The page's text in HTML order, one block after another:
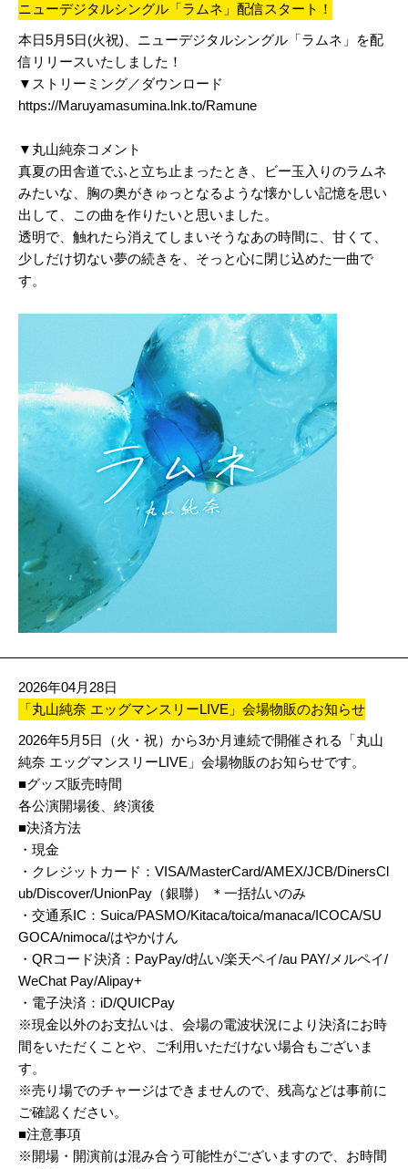
ニューデジタルシングル「ラムネ」配信スタート！
本日5月5日(火祝)、ニューデジタルシングル「ラムネ」を配
信リリースいたしました！
▼ストリーミング／ダウンロード
https://Maruyamasumina.lnk.to/Ramune
▼丸山純奈コメント
真夏の田舎道でふと立ち止まったとき、ビー玉入りのラムネ
みたいな、胸の奥がきゅっとなるような懐かしい記憶を思い
出して、この曲を作りたいと思いました。
透明で、触れたら消えてしまいそうなあの時間に、甘くて、
少しだけ切ない夢の続きを、そっと心に閉じ込めた一曲で
す。
2026年04月28日
「丸山純奈 エッグマンスリーLIVE」会場物販のお知らせ
2026年5月5日（火・祝）から3か月連続で開催される「丸山
純奈 エッグマンスリーLIVE」会場物販のお知らせです。
■グッズ販売時間
各公演開場後、終演後
■決済方法
・現金
・クレジットカード：VISA/MasterCard/AMEX/JCB/DinersCl
ub/Discover/UnionPay（銀聯） ＊一括払いのみ
・交通系IC：Suica/PASMO/Kitaca/toica/manaca/ICOCA/SU
GOCA/nimoca/はやかけん
・QRコード決済：PayPay/d払い/楽天ペイ/au PAY/メルペイ/
WeChat Pay/Alipay+
・電子決済：iD/QUICPay
※現金以外のお支払いは、会場の電波状況により決済にお時
間をいただくことや、ご利用いただけない場合もございま
す。
※売り場でのチャージはできませんので、残高などは事前に
ご確認ください。
■注意事項
※開場・開演前は混み合う可能性がございますので、お時間